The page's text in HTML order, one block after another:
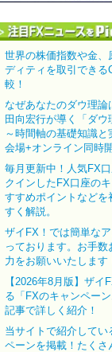
世界の株価指数や金、
ディティを取引できる
較！
なぜあなたのダウ理論
田向宏行が導く「ダウ
～時間軸の基礎知識と
会場+オンライン同時開
毎月更新中！人気FX
クインしたFX口座の
すすめポイントなどを
すく解説。
ザイFX！では簡単な
っております。お手
力をお願いいたします
【2026年8月版】ザイ
る「FXのキャンペーン
記事で詳しく紹介！
当サイトで紹介して
ペーンを掲載！たくさ